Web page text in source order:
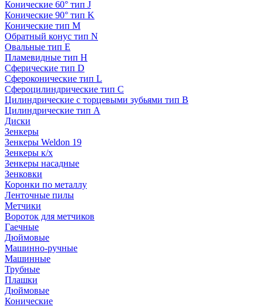
Конические 60° тип J
Конические 90° тип K
Конические тип M
Обратный конус тип N
Овальные тип E
Пламевидные тип H
Сферические тип D
Сфероконические тип L
Сфероцилиндрические тип C
Цилиндрические с торцевыми зубьями тип B
Цилиндрические тип А
Диски
Зенкеры
Зенкеры Weldon 19
Зенкеры к/х
Зенкеры насадные
Зенковки
Коронки по металлу
Ленточные пилы
Метчики
Вороток для метчиков
Гаечные
Дюймовые
Машинно-ручные
Машинные
Трубные
Плашки
Дюймовые
Конические